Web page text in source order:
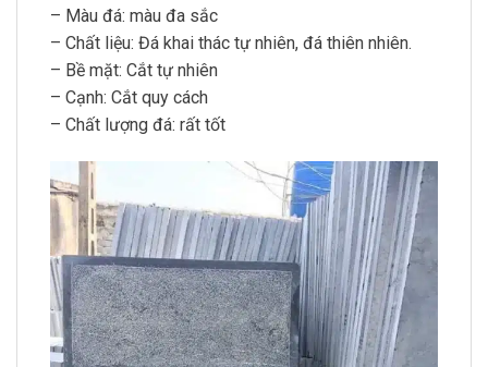
– Màu đá: màu đa sắc
– Chất liệu: Đá khai thác tự nhiên, đá thiên nhiên.
– Bề mặt: Cắt tự nhiên
– Cạnh: Cắt quy cách
– Chất lượng đá: rất tốt